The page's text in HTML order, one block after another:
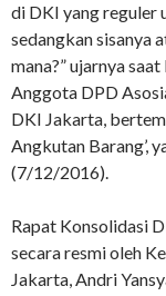
di DKI yang reguler
sedangkan sisanya
mana?” ujarnya
Anggota DPD
DKI Jakarta,
Angkutan Barang’,
(7/12/2016).
Rapat Konsolidasi
secara resmi oleh
Jakarta, Andri